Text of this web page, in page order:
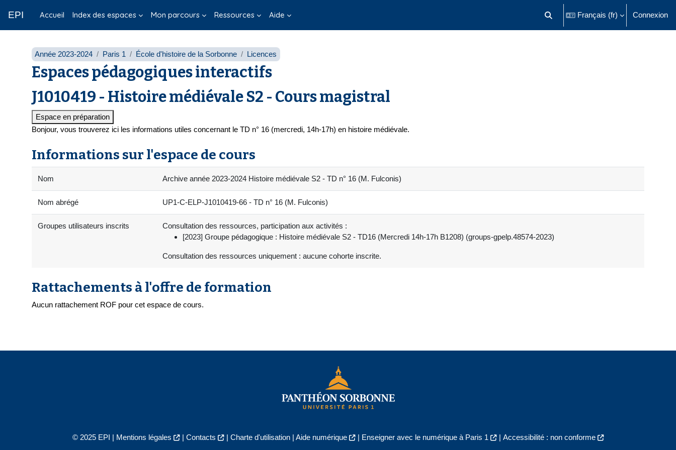
EPI Accueil Index des espaces Mon parcours Ressources Aide Activer/désactiver la saisie de
Français ‎(fr)‎ Connexion
Année 2023-2024 Paris 1 École d'histoire de la Sorbonne Licences
Espaces pédagogiques interactifs
J1010419 - Histoire médiévale S2 - Cours magistral
Espace en préparation
Bonjour, vous trouverez ici les informations utiles concernant le TD n° 16 (mercredi, 14h-17h) en histoire médiévale.
Informations sur l'espace de cours
Nom Archive année 2023-2024 Histoire médiévale S2 - TD n° 16 (M. Fulconis)
Nom abrégé UP1-C-ELP-J1010419-66 - TD n° 16 (M. Fulconis)
Groupes utilisateurs inscrits
Consultation des ressources, participation aux activités :
[2023] Groupe pédagogique : Histoire médiévale S2 - TD16 (Mercredi 14h-17h B1208) (groups-gpelp.48574-2023)
Consultation des ressources uniquement : aucune cohorte inscrite.
Rattachements à l'offre de formation
Aucun rattachement ROF pour cet espace de cours.
© 2025 EPI | Mentions légales | Contacts | Charte d'utilisation| Aide numérique | Enseigner avec le numérique à Paris 1 | Accessibilité : non conforme